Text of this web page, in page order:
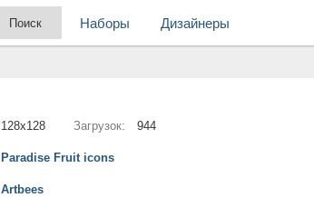
Наборы Дизайнеры
128x128 Загрузок: 944
Paradise Fruit icons
Artbees